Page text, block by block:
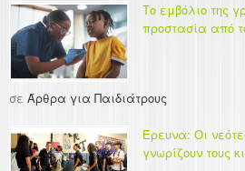
Το εμβόλιο της
προστασία από
σε Άρθρα για Παιδιάτρους
Έρευνα: Οι
γνωρίζουν τους